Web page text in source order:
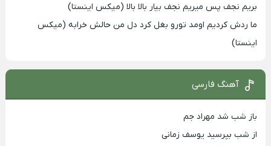
بریم نجف پس میریم نجف بیار بالا بالا (میکس اینستا)
ما ردش کردیم اومد تورو بغل کرد دل من حالش خرابه (میکس
اینستا)
آهنگ فارسی
باز شب شد مهراد جم
از شب بپرسید یوسف زمانی